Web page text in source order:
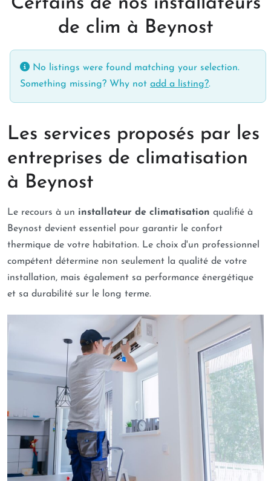
de clim à Beynost
No listings were found matching your selection.
Something missing? Why not add a listing?.
Les services proposés par les
entreprises de climatisation
à Beynost
Le recours à un installateur de climatisation qualifié à
Beynost devient essentiel pour garantir le confort
thermique de votre habitation. Le choix d'un professionnel
compétent détermine non seulement la qualité de votre
installation, mais également sa performance énergétique
et sa durabilité sur le long terme.